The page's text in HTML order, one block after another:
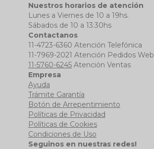
Nuestros horarios de atención
Lunes a Viernes de 10 a 19hs.
Sábados de 10 a 13:30hs
Contactanos
11-4723-6360 Atención Telefónica
11-7969-2021 Atención Pedidos Web
11-5760-6245Atención Ventas
Empresa
Ayuda
Trámite Garantía
Botón de Arrepentimiento
Políticas de Privacidad
Políticas de Cookies
Condiciones de Uso
Seguinos en nuestras redes!